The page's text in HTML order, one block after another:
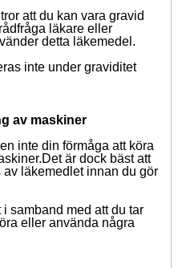
att du kan vara gravid
läkare eller
detta läkemedel.
inte under graviditet
av maskiner
inte din förmåga att köra
Det är dock bäst att
läkemedlet innan du gör
samband med att du tar
eller använda några